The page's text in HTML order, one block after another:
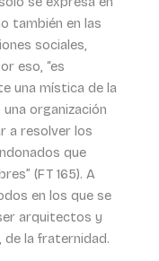
también en las
sociales,
eso, “es
una mística de la
organización
a resolver los
que
(FT 165). A
en los que se
arquitectos y
de la fraternidad.